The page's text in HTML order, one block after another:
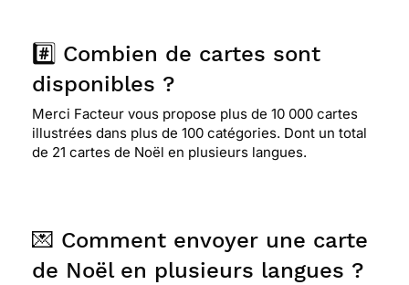
#️⃣ Combien de cartes sont
disponibles ?
Merci Facteur vous propose plus de 10 000 cartes
illustrées dans plus de 100 catégories. Dont un total
de 21 cartes de Noël en plusieurs langues.
💌 Comment envoyer une carte
de Noël en plusieurs langues ?